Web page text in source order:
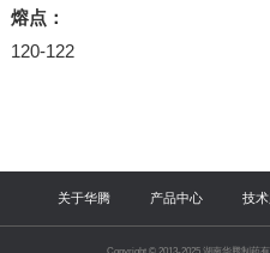
熔点：
120-122
关于华腾 产品中心 技
Copyright © 2013-2025 湖南华腾制药